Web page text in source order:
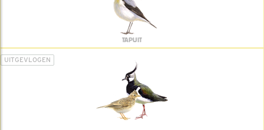
TAPUIT
UITGEVLOGEN